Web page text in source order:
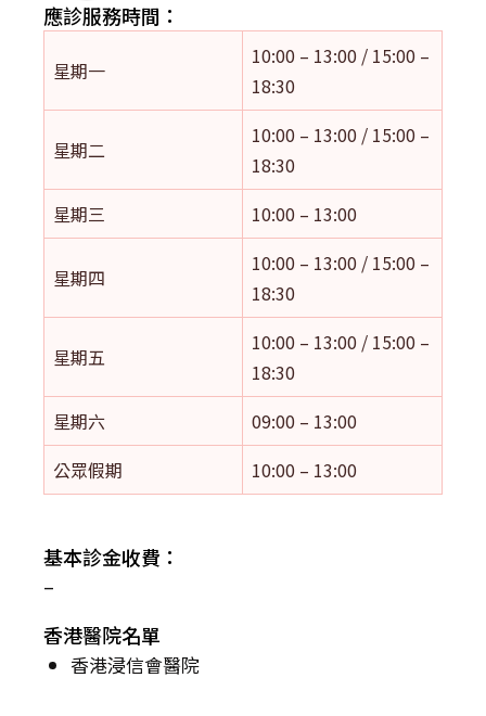
應診服務時間：
星期一
10:00 – 13:00 / 15:00 –
18:30
星期二
10:00 – 13:00 / 15:00 –
18:30
星期三
10:00 – 13:00
星期四
10:00 – 13:00 / 15:00 –
18:30
星期五
10:00 – 13:00 / 15:00 –
18:30
星期六
09:00 – 13:00
公眾假期
10:00 – 13:00
基本診金收費：
–
香港醫院名單
香港浸信會醫院